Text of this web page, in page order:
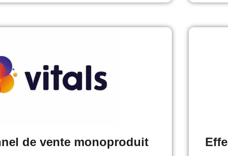
de vente monoproduit